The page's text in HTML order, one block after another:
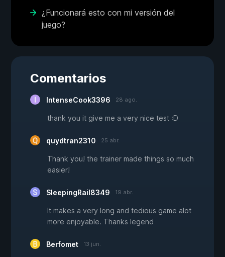
¿Funcionará esto con mi versión del
juego?
Comentarios
IntenseCook3396 28 ago.
thank you it give me a very nice test :D
quydtran2310 25 abr.
Thank you! the trainer made things so much
easier!
SleepingRail8349 19 abr.
It makes a very long and tedious game alot
more enjoyable. Thanks legend
Berfomet 13 jun.